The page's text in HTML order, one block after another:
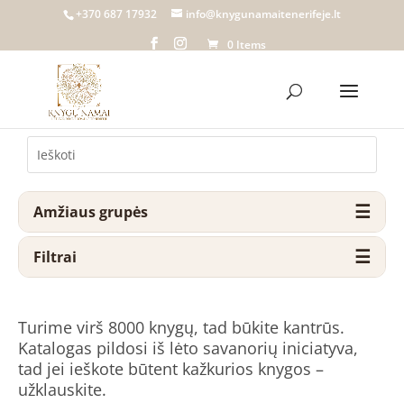
+370 687 17932
info@knygunamaitenerifeje.lt
0 Items
Amžiaus grupės
Filtrai
Turime virš 8000 knygų, tad būkite kantrūs.
Katalogas pildosi iš lėto savanorių iniciatyva,
tad jei ieškote būtent kažkurios knygos –
užklauskite.